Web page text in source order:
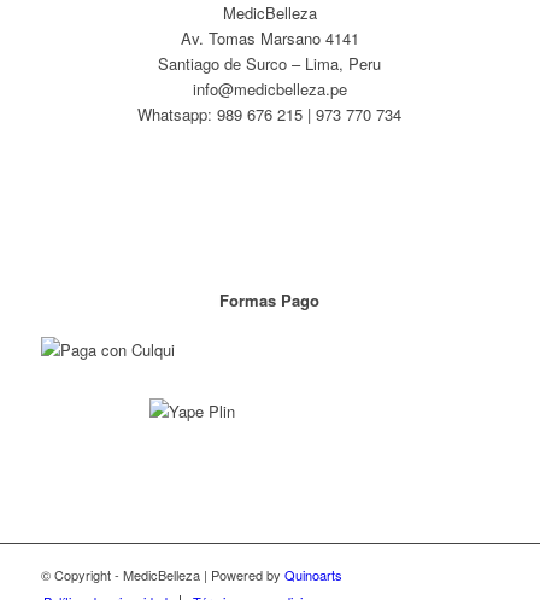
MedicBelleza
Av. Tomas Marsano 4141
Santiago de Surco – Lima, Peru
info@medicbelleza.pe
Whatsapp: 989 676 215 | 973 770 734
Formas Pago
© Copyright - MedicBelleza | Powered by Quinoarts